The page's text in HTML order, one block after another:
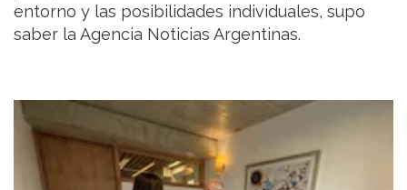
entorno y las posibilidades individuales, supo
saber la Agencia Noticias Argentinas.